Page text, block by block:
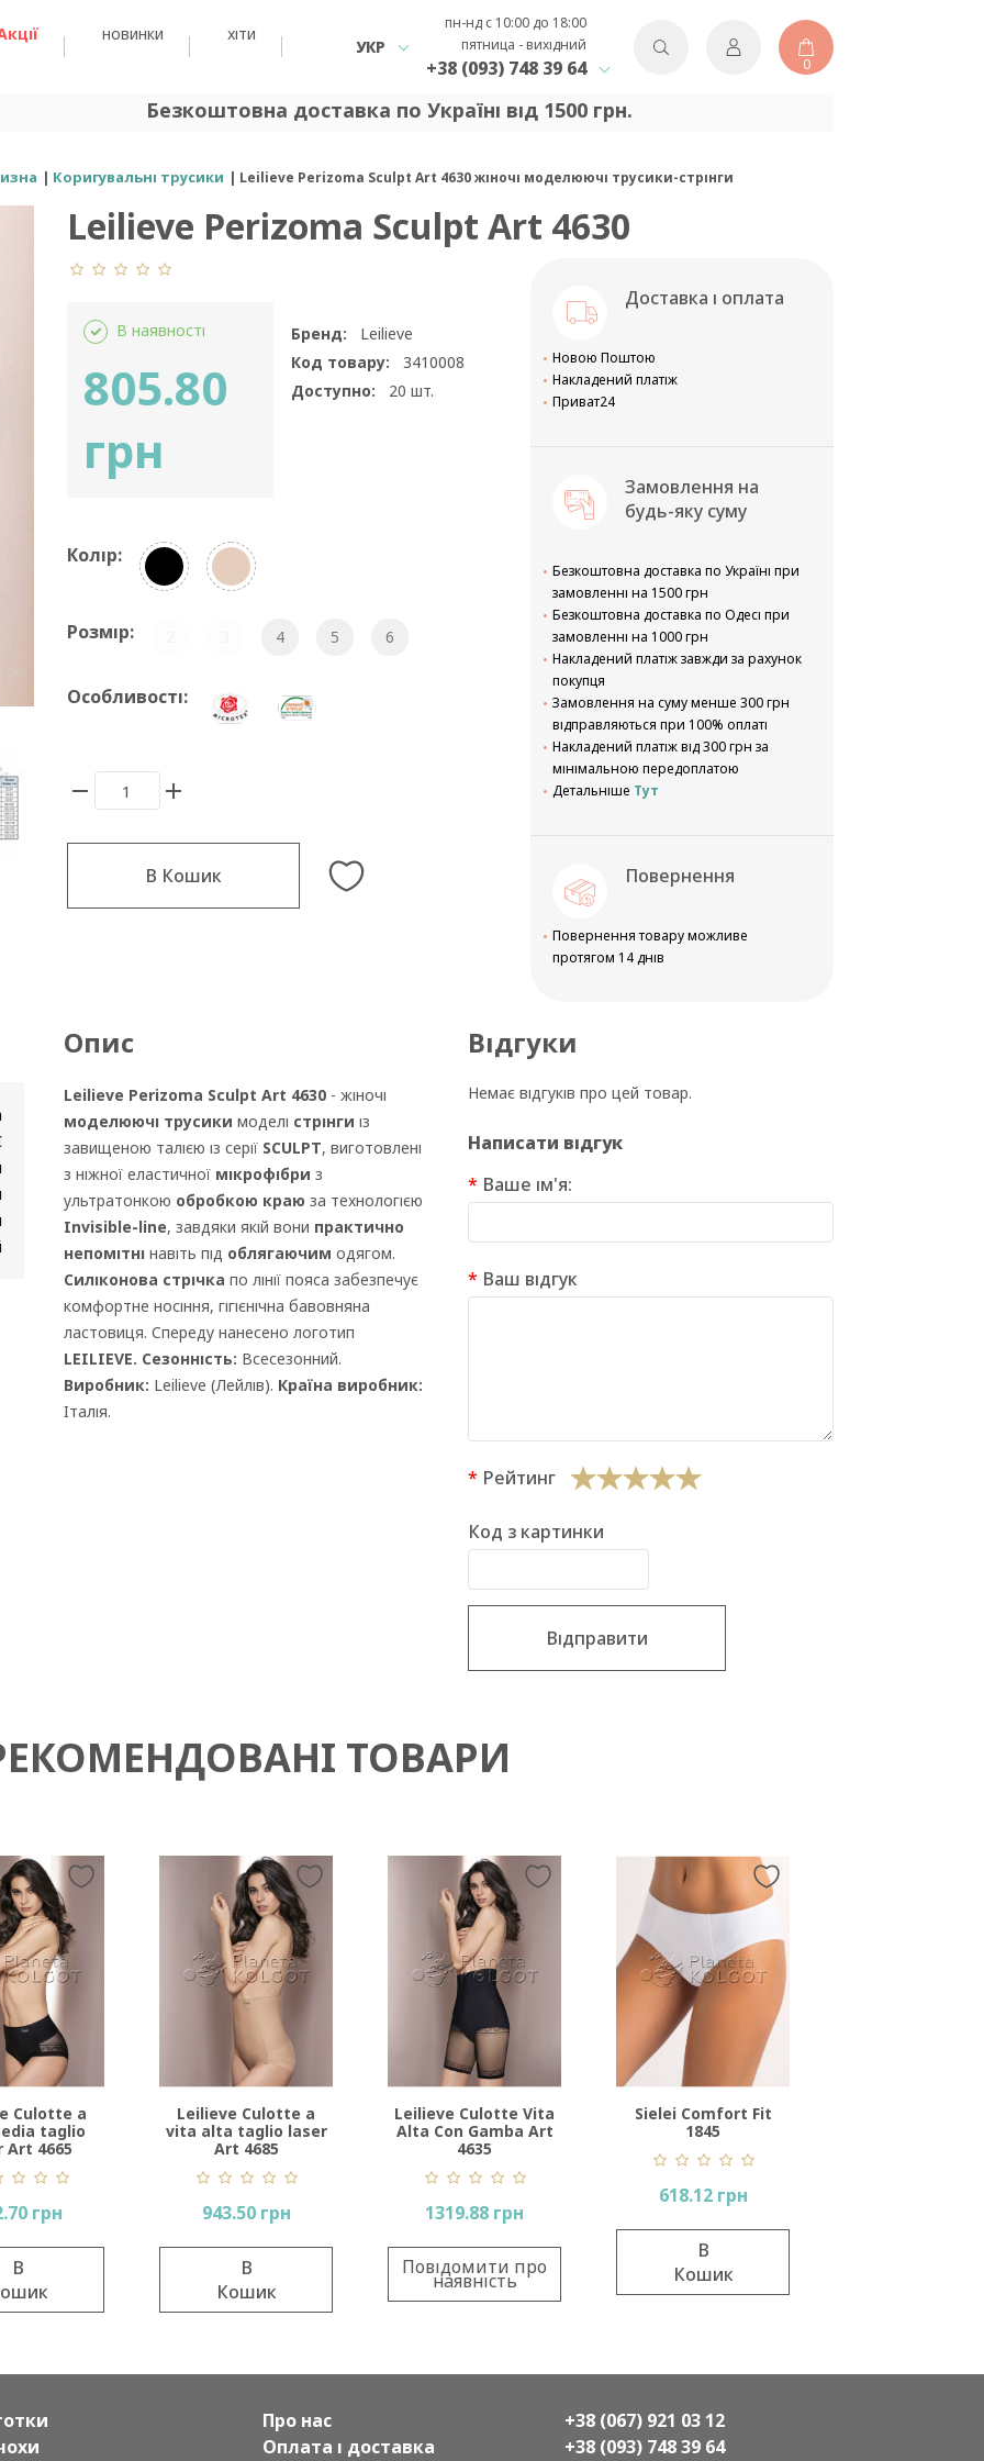
новинки хіти
УКР
пн-нд с 10:00 до 18:00
пятница - вихідний
+38 (093) 748 39 64 0
Безкоштовна доставка по Україні від 1500 грн.
Коригувальні трусики Leilieve Perizoma Sculpt Art 4630 жіночі моделюючі трусики-стрінги
Leilieve Perizoma Sculpt Art 4630
В наявності
805.80
грн
Бренд:
Leilieve
Код товару:
3410008
Доступно:
20 шт.
Колір:
Розмір: 4 5 6
Особливості:
В Кошик
Доставка і оплата
Новою Поштою
Накладений платіж
Приват24
Замовлення на
будь-яку суму
Безкоштовна доставка по Україні при
замовленні на 1500 грн
Безкоштовна доставка по Одесі при
замовленні на 1000 грн
Накладений платіж завжди за рахунок
покупця
Замовлення на суму менше 300 грн
відправляються при 100% оплаті
Накладений платіж від 300 грн за
мінімальною передоплатою
Детальніше Тут
Повернення
Повернення товару можливе
протягом 14 днів
Опис
Leilieve Perizoma Sculpt Art 4630 - жіночі
моделюючі трусики моделі стрінги із
завищеною талією із серії SCULPT, виготовлені
з ніжної еластичної мікрофібри з
ультратонкою обробкою краю за технологією
Invisible-line, завдяки якій вони практично
непомітні навіть під облягаючим одягом.
Силіконова стрічка по лінії пояса забезпечує
комфортне носіння, гігієнічна бавовняна
ластовиця. Спереду нанесено логотип
LEILIEVE. Сезонність: Всесезонний.
Виробник: Leilieve (Лейлів). Країна виробник:
Італія.
Відгуки
Немає відгуків про цей товар.
Написати відгук
Ваше ім'я:
Ваш відгук
Рейтинг
Код з картинки
Відправити
ТОВАРИ
Culotte a
taglio laser
4685
грн
В
Leilieve Culotte Vita
Alta Con Gamba Art
4635
1319.88 грн
Повідомити про
наявність
Sielei Comfort Fit
1845
В
Кошик
Sielei Comfort Fit
1849
776.22 грн
В
Кошик
Про нас
Оплата і доставка
+38 (067) 921 03 12
+38 (093) 748 39 64